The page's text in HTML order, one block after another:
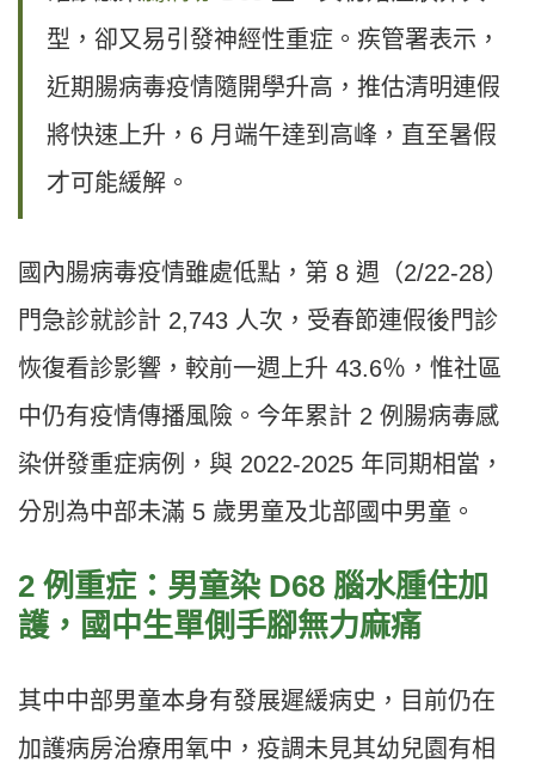
型，卻又易引發神經性重症。疾管署表示，
近期腸病毒疫情隨開學升高，推估清明連假
將快速上升，6 月端午達到高峰，直至暑假
才可能緩解。
國內腸病毒疫情雖處低點，第 8 週（2/22-28）
門急診就診計 2,743 人次，受春節連假後門診
恢復看診影響，較前一週上升 43.6％，惟社區
中仍有疫情傳播風險。今年累計 2 例腸病毒感
染併發重症病例，與 2022-2025 年同期相當，
分別為中部未滿 5 歲男童及北部國中男童。
2 例重症：男童染 D68 腦水腫住加
護，國中生單側手腳無力麻痛
其中中部男童本身有發展遲緩病史，目前仍在
加護病房治療用氧中，疫調未見其幼兒園有相